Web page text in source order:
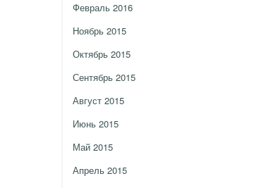
Февраль 2016
Ноябрь 2015
Октябрь 2015
Сентябрь 2015
Август 2015
Июнь 2015
Май 2015
Апрель 2015